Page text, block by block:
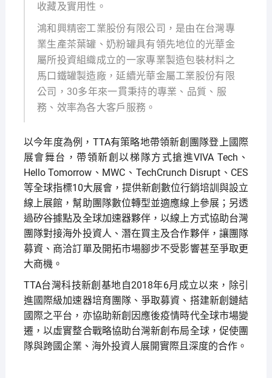
收藏及實用性。
鴻和興精密工業股份有限公司，是由在台灣專
業生產茶葉罐、奶粉罐具有領先地位的光華金
屬所投資組織成立的一家專業製造包裝材料之
馬口鐵罐製造廠，延續光華金屬工業股份有限
公司，30多年來一貫秉持的專業、品質、服
務、效率為各大客戶服務。
以今年度為例，TTA有策略地帶領新創團隊登上國際
展會舞台，帶領新創以梯隊方式搶進VIVA Tech、
Hello Tomorrow、MWC、TechCrunch Disrupt、CES
等全球指標10大展會，提供新創數位行銷培訓與設立
線上展館，幫助團隊數位轉型並適應線上參展；另透
過矽谷據點及全球加速器夥伴，以線上方式協助台灣
團隊對接海外投資人、潛在買主及合作夥伴，讓團隊
募資、商洽訂單及開拓市場腳步不受影響甚至爭取更
大商機。
TTA台灣科技新創基地自2018年6月成立以來，除引
進國際級加速器培育團隊、爭取募資、搭建新創鏈結
國際之平台，亦協助新創因應後疫情時代全球市場變
遷，以虛實整合戰略協助台灣新創布局全球，促使團
隊與跨國企業、海外投資人展開實際且深度的合作。